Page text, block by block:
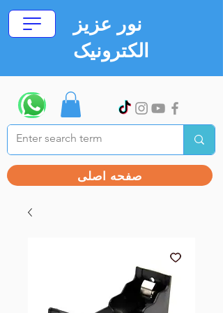
نور عزیز
الکترونیک
صفحه اصلی